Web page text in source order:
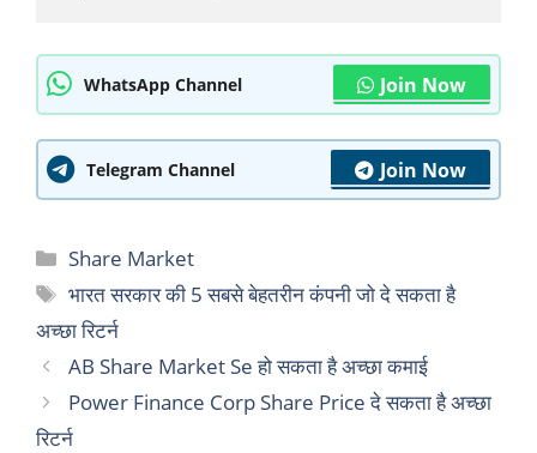
WhatsApp Channel Join Now
Telegram Channel Join Now
Categories
Share Market
Tags
भारत सरकार की 5 सबसे बेहतरीन कंपनी जो दे सकता है
अच्छा रिटर्न
AB Share Market Se हो सकता है अच्छा कमाई
Power Finance Corp Share Price दे सकता है अच्छा
रिटर्न